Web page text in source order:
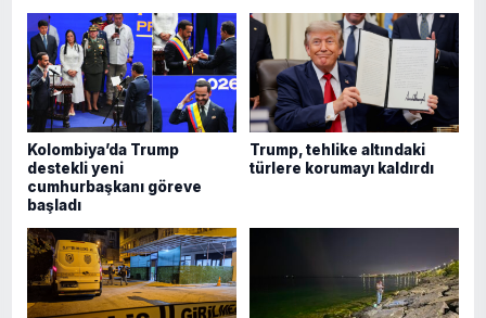
Kolombiya’da Trump
destekli yeni
cumhurbaşkanı göreve
başladı
Trump, tehlike altındaki
türlere korumayı kaldırdı